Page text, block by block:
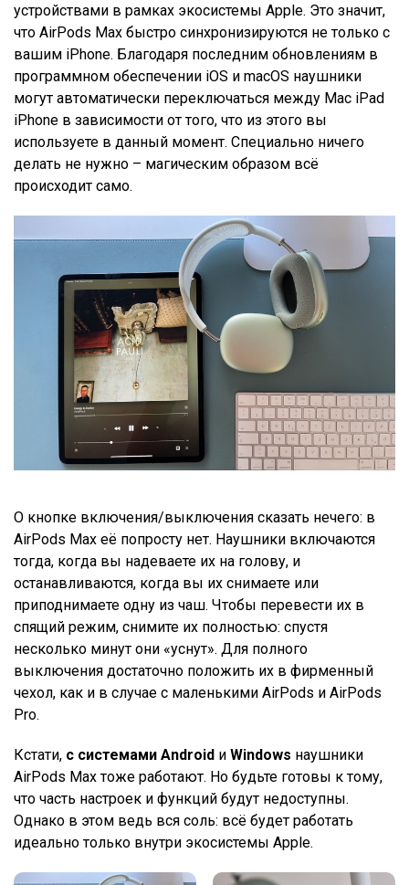
устройствами в рамках экосистемы Apple. Это значит,
что AirPods Max быстро синхронизируются не только с
вашим iPhone. Благодаря последним обновлениям в
программном обеспечении iOS и macOS наушники
могут автоматически переключаться между Mac iPad
iPhone в зависимости от того, что из этого вы
используете в данный момент. Специально ничего
делать не нужно – магическим образом всё
происходит само.
О кнопке включения/выключения сказать нечего: в
AirPods Max её попросту нет. Наушники включаются
тогда, когда вы надеваете их на голову, и
останавливаются, когда вы их снимаете или
приподнимаете одну из чаш. Чтобы перевести их в
спящий режим, снимите их полностью: спустя
несколько минут они «уснут». Для полного
выключения достаточно положить их в фирменный
чехол, как и в случае с маленькими AirPods и AirPods
Pro.
Кстати, с системами Android и Windows наушники
AirPods Max тоже работают. Но будьте готовы к тому,
что часть настроек и функций будут недоступны.
Однако в этом ведь вся соль: всё будет работать
идеально только внутри экосистемы Apple.